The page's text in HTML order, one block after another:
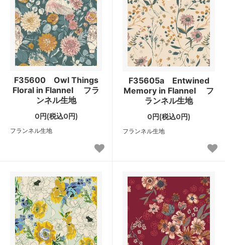
F35600 Owl Things
Floral in Flannel フラ
ンネル生地
0円(税込0円)
フランネル生地
F35605a Entwined
Memory in Flannel フ
ランネル生地
0円(税込0円)
フランネル生地